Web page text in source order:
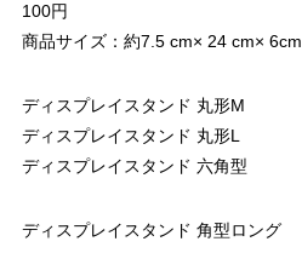
100円
商品サイズ：約7.5 cm× 24 cm× 6cm
ディスプレイスタンド 丸形M
ディスプレイスタンド 丸形L
ディスプレイスタンド 六角型
ディスプレイスタンド 角型ロング